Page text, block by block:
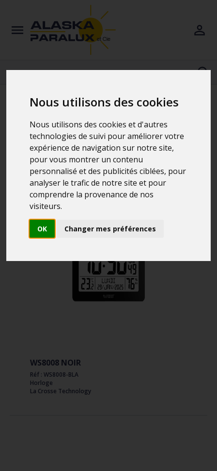
Nous utilisons des cookies
Nous utilisons des cookies et d'autres
technologies de suivi pour améliorer votre
expérience de navigation sur notre site,
pour vous montrer un contenu
personnalisé et des publicités ciblées, pour
analyser le trafic de notre site et pour
comprendre la provenance de nos
visiteurs.
OK Changer mes préférences
Horloges
5 Produit(s)
WS8008 NOIR
Réf : WS8008-BLA
Horloge
La Crosse Technology